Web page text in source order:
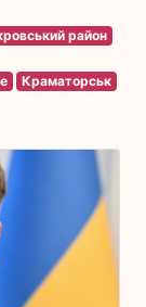
район
Краматорськ